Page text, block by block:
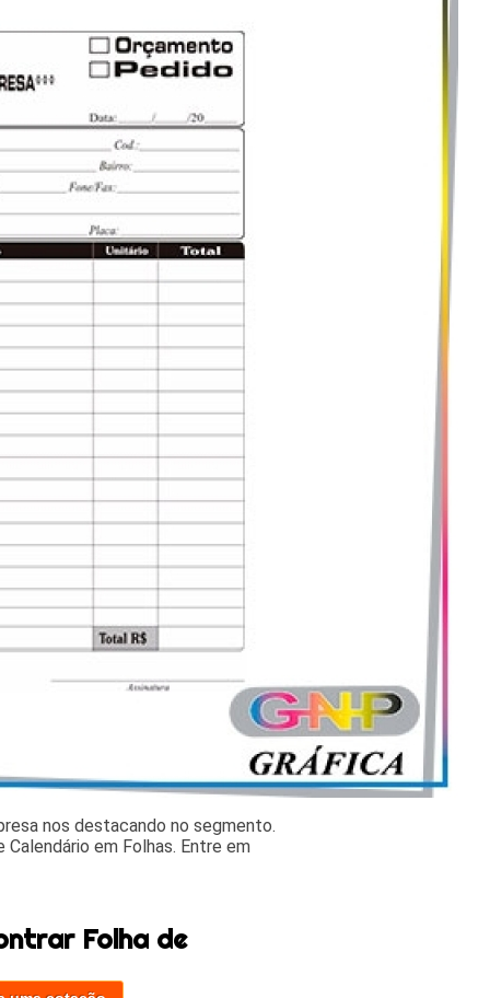
nos destacando no segmento.
em Folhas. Entre em
Folha de